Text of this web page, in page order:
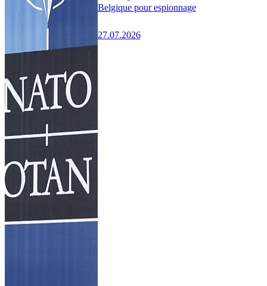
Belgique pour espionnage
27.07.2026